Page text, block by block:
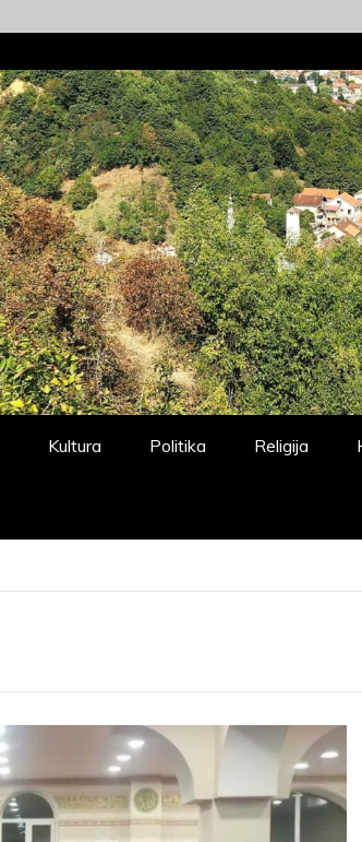
Kultura Politika Religija